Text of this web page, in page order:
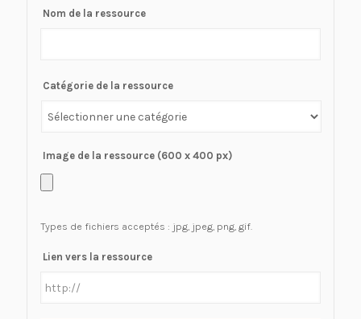
Nom de la ressource
Catégorie de la ressource
Image de la ressource (600 x 400 px)
Types de fichiers acceptés : jpg, jpeg, png, gif.
Lien vers la ressource